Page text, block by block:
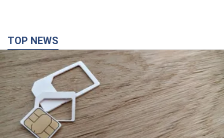
TOP NEWS